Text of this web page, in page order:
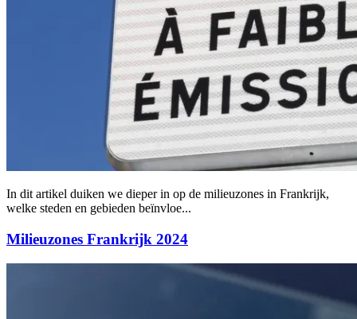
In dit artikel duiken we dieper in op de milieuzones in Frankrijk,
welke steden en gebieden beïnvloe...
Milieuzones Frankrijk 2024